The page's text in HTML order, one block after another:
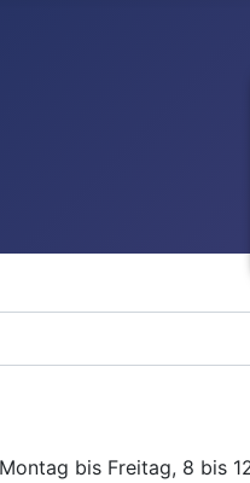
bis Freitag, 8 bis